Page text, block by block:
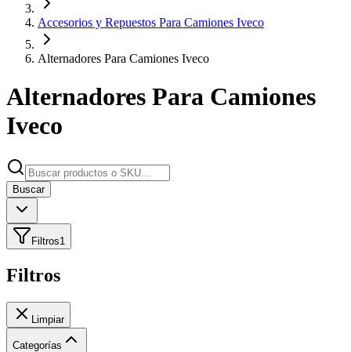
Accesorios y Repuestos Para Camiones Iveco
Alternadores Para Camiones Iveco
Alternadores Para Camiones
Iveco
Buscar
Filtros1
Filtros
Limpiar
Categorías